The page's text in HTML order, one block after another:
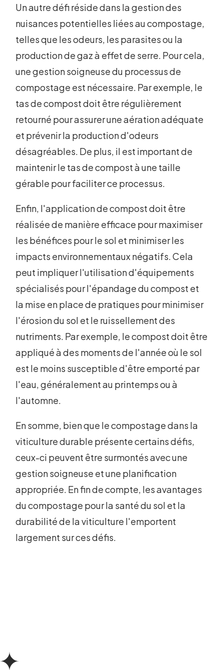
Un autre défi réside dans la gestion des
nuisances potentielles liées au compostage,
telles que les odeurs, les parasites ou la
production de gaz à effet de serre. Pour cela,
une gestion soigneuse du processus de
compostage est nécessaire. Par exemple, le
tas de compost doit être régulièrement
retourné pour assurer une aération adéquate
et prévenir la production d'odeurs
désagréables. De plus, il est important de
maintenir le tas de compost à une taille
gérable pour faciliter ce processus.
Enfin, l'application de compost doit être
réalisée de manière efficace pour maximiser
les bénéfices pour le sol et minimiser les
impacts environnementaux négatifs. Cela
peut impliquer l'utilisation d'équipements
spécialisés pour l'épandage du compost et
la mise en place de pratiques pour minimiser
l'érosion du sol et le ruissellement des
nutriments. Par exemple, le compost doit être
appliqué à des moments de l'année où le sol
est le moins susceptible d'être emporté par
l'eau, généralement au printemps ou à
l'automne.
En somme, bien que le compostage dans la
viticulture durable présente certains défis,
ceux-ci peuvent être surmontés avec une
gestion soigneuse et une planification
appropriée. En fin de compte, les avantages
du compostage pour la santé du sol et la
durabilité de la viticulture l'emportent
largement sur ces défis.